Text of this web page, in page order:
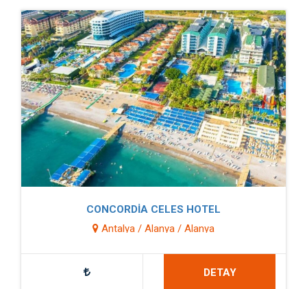
CONCORDİA CELES HOTEL
Antalya / Alanya / Alanya
DETAY